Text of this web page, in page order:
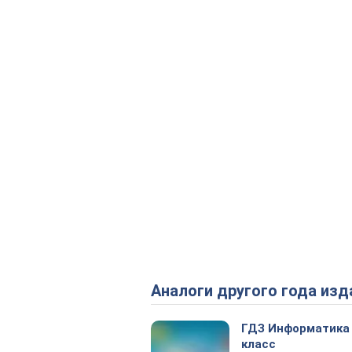
Аналоги другого года
ГДЗ Информатика
класс